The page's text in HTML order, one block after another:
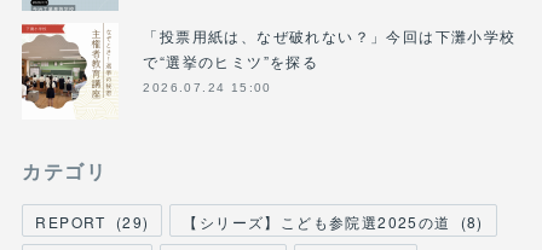
「投票用紙は、なぜ破れない？」今回は下灘小学校
で“選挙のヒミツ”を探る
2026.07.24 15:00
カテゴリ
REPORT (29) 【シリーズ】こども参院選2025の道 (8)